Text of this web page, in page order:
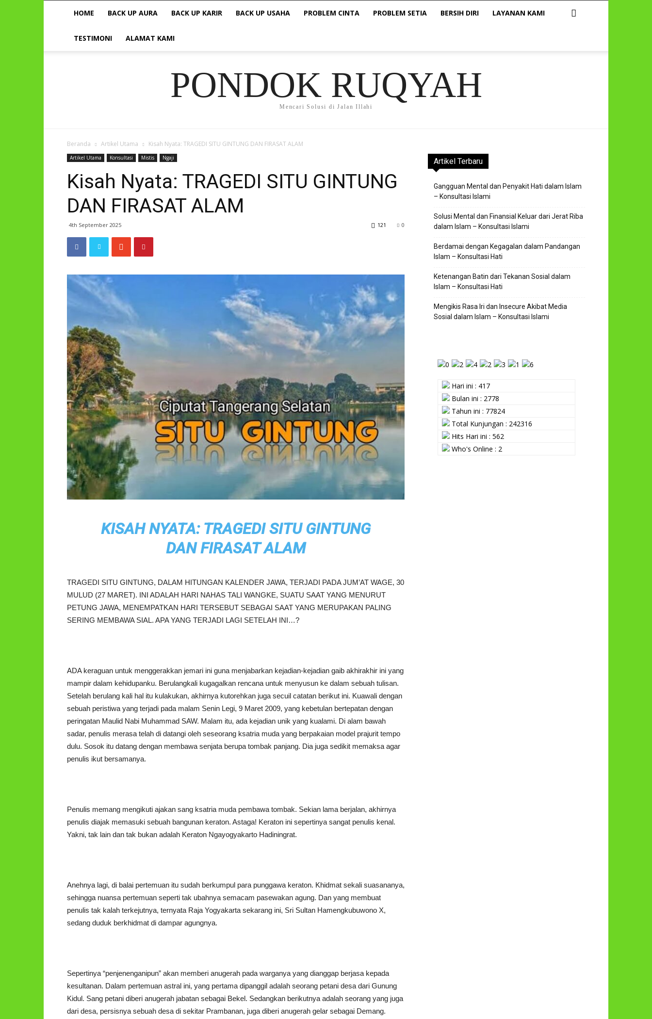
HOME BACK UP AURA BACK UP KARIR BACK UP USAHA PROBLEM CINTA PROBLEM SETIA BERSIH DIRI LAYANAN KAMI
TESTIMONI ALAMAT KAMI
PONDOK RUQYAH
Mencari Solusi di Jalan Illahi
Beranda Artikel Utama Kisah Nyata: TRAGEDI SITU GINTUNG DAN FIRASAT ALAM
Artikel Utama Konsultasi Mistis Ngaji
Kisah Nyata: TRAGEDI SITU GINTUNG
DAN FIRASAT ALAM
4th September 2025 0
121
KISAH NYATA: TRAGEDI SITU GINTUNG
DAN FIRASAT ALAM
TRAGEDI SITU GINTUNG, DALAM HITUNGAN KALENDER JAWA, TERJADI PADA JUM’AT WAGE, 30
MULUD (27 MARET). INI ADALAH HARI NAHAS TALI WANGKE, SUATU SAAT YANG MENURUT
PETUNG JAWA, MENEMPATKAN HARI TERSEBUT SEBAGAI SAAT YANG MERUPAKAN PALING
SERING MEMBAWA SIAL. APA YANG TERJADI LAGI SETELAH INI…?
ADA keraguan untuk menggerakkan jemari ini guna menjabarkan kejadian-kejadian gaib akhirakhir ini yang
mampir dalam kehidupanku. Berulangkali kugagalkan rencana untuk menyusun ke dalam sebuah tulisan.
Setelah berulang kali hal itu kulakukan, akhirnya kutorehkan juga secuil catatan berikut ini. Kuawali dengan
sebuah peristiwa yang terjadi pada malam Senin Legi, 9 Maret 2009, yang kebetulan bertepatan dengan
peringatan Maulid Nabi Muhammad SAW. Malam itu, ada kejadian unik yang kualami. Di alam bawah
sadar, penulis merasa telah di datangi oleh seseorang ksatria muda yang berpakaian model prajurit tempo
dulu. Sosok itu datang dengan membawa senjata berupa tombak panjang. Dia juga sedikit memaksa agar
penulis ikut bersamanya.
Penulis memang mengikuti ajakan sang ksatria muda pembawa tombak. Sekian lama berjalan, akhirnya
penulis diajak memasuki sebuah bangunan keraton. Astaga! Keraton ini sepertinya sangat penulis kenal.
Yakni, tak lain dan tak bukan adalah Keraton Ngayogyakarto Hadiningrat.
Anehnya lagi, di balai pertemuan itu sudah berkumpul para punggawa keraton. Khidmat sekali suasananya,
sehingga nuansa pertemuan seperti tak ubahnya semacam pasewakan agung. Dan yang membuat
penulis tak kalah terkejutnya, ternyata Raja Yogyakarta sekarang ini, Sri Sultan Hamengkubuwono X,
sedang duduk berkhidmat di dampar agungnya.
Sepertinya “penjenenganipun” akan memberi anugerah pada warganya yang dianggap berjasa kepada
kesultanan. Dalam pertemuan astral ini, yang pertama dipanggil adalah seorang petani desa dari Gunung
Kidul. Sang petani diberi anugerah jabatan sebagai Bekel. Sedangkan berikutnya adalah seorang yang juga
dari desa, persisnya sebuah desa di sekitar Prambanan, juga diberi anugerah gelar sebagai Demang.
Artikel Terbaru
Gangguan Mental dan Penyakit Hati dalam Islam
– Konsultasi Islami
Solusi Mental dan Finansial Keluar dari Jerat Riba
dalam Islam – Konsultasi Islami
Berdamai dengan Kegagalan dalam Pandangan
Islam – Konsultasi Hati
Ketenangan Batin dari Tekanan Sosial dalam
Islam – Konsultasi Hati
Mengikis Rasa Iri dan Insecure Akibat Media
Sosial dalam Islam – Konsultasi Islami
Hari ini : 417
Bulan ini : 2778
Tahun ini : 77824
Total Kunjungan : 242316
Hits Hari ini : 562
Who's Online : 2